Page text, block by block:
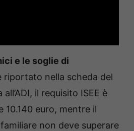
e le soglie di
riportato nella scheda del
il requisito ISEE è
euro, mentre il
non deve superare